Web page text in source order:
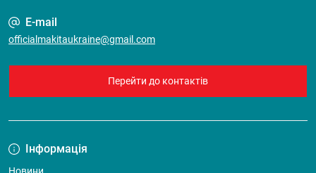
E-mail
officialmakitaukraine@gmail.com
Перейти до контактів
Інформація